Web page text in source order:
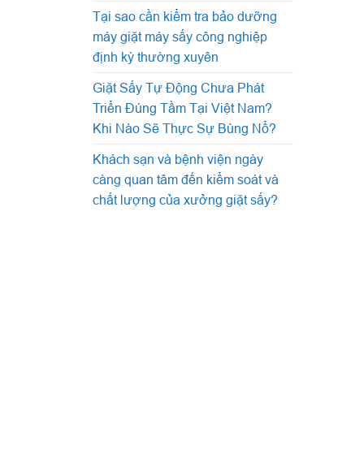
Tại sao cần kiểm tra bảo dưỡng
máy giặt máy sấy công nghiệp
định kỳ thường xuyên
Giặt Sấy Tự Động Chưa Phát
Triển Đúng Tầm Tại Việt Nam?
Khi Nào Sẽ Thực Sự Bùng Nổ?
Khách sạn và bệnh viện ngày
càng quan tâm đến kiểm soát và
chất lượng của xưởng giặt sấy?